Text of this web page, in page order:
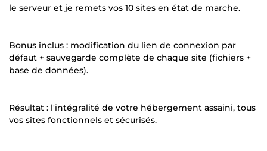
le serveur et je remets vos 10 sites en état de marche.
Bonus inclus : modification du lien de connexion par
défaut + sauvegarde complète de chaque site (fichiers +
base de données).
Résultat : l'intégralité de votre hébergement assaini, tous
vos sites fonctionnels et sécurisés.